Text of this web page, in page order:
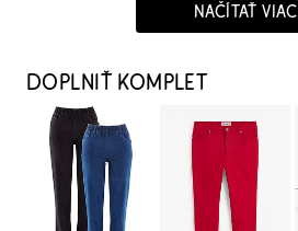
NAČÍTAŤ VIAC
DOPLNIŤ KOMPLET